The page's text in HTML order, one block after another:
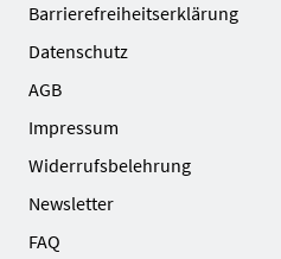
Barrierefreiheitserklärung
Datenschutz
AGB
Impressum
Widerrufsbelehrung
Newsletter
FAQ